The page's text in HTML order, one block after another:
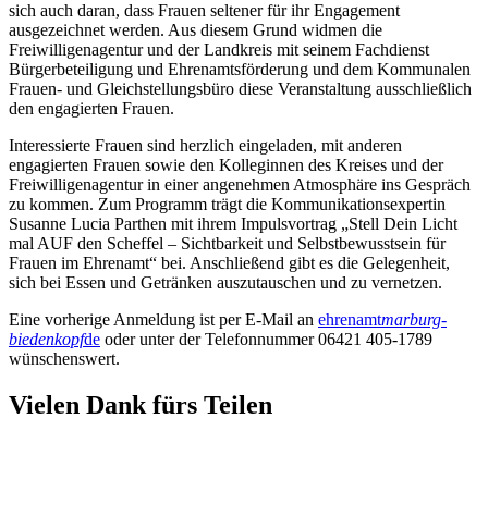
sich auch daran, dass Frauen seltener für ihr Engagement
ausgezeichnet werden. Aus diesem Grund widmen die
Freiwilligenagentur und der Landkreis mit seinem Fachdienst
Bürgerbeteiligung und Ehrenamtsförderung und dem Kommunalen
Frauen- und Gleichstellungsbüro diese Veranstaltung ausschließlich
den engagierten Frauen.
Interessierte Frauen sind herzlich eingeladen, mit anderen
engagierten Frauen sowie den Kolleginnen des Kreises und der
Freiwilligenagentur in einer angenehmen Atmosphäre ins Gespräch
zu kommen. Zum Programm trägt die Kommunikationsexpertin
Susanne Lucia Parthen mit ihrem Impulsvortrag „Stell Dein Licht
mal AUF den Scheffel – Sichtbarkeit und Selbstbewusstsein für
Frauen im Ehrenamt“ bei. Anschließend gibt es die Gelegenheit,
sich bei Essen und Getränken auszutauschen und zu vernetzen.
Eine vorherige Anmeldung ist per E-Mail an ehrenamtmarburg-
biedenkopfde oder unter der Telefonnummer 06421 405-1789
wünschenswert.
Vielen Dank fürs Teilen